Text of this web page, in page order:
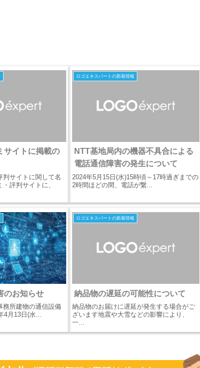
サイトに掲載の
判サイトに関して名
評判サイトに、
ロゴエキスパートの新着情報
NTT基地局内の機器不具合による
電話通信障害の発生について
2024年5月15日(水)15時頃～17時過ぎまでの
2時間ほどの間、電話が繋...
のお知らせ
務所建物の通信設備
4月13日(水...
ロゴエキスパートの新着情報
納品物の遅延の可能性について
納品物のお届けに遅延が発生する場合がご
ざいます地震や大雪などの影響により、
一...